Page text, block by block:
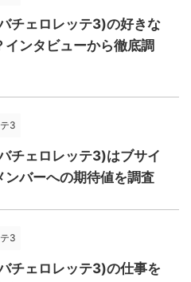
チェロレッテ3)の好きな
インタビューから徹底調
3
チェロレッテ3)はブサイ
ンバーへの期待値を調査
3
チェロレッテ3)の仕事を